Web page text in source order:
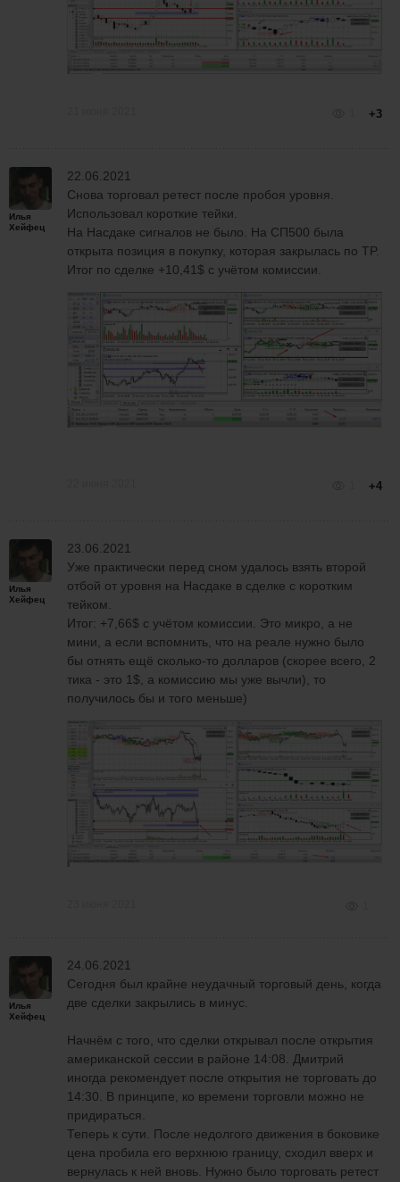
+3
Илья
Хейфец
22.06.2021
Снова торговал ретест после пробоя уровня.
Использовал короткие тейки.
На Насдаке сигналов не было. На СП500 была
открыта позиция в покупку, которая закрылась по TP.
Итог по сделке +10,41$ с учётом комиссии.
+4
Илья
Хейфец
23.06.2021
Уже практически перед сном удалось взять второй
отбой от уровня на Насдаке в сделке с коротким
тейком.
Итог: +7,66$ с учётом комиссии. Это микро, а не
мини, а если вспомнить, что на реале нужно было
бы отнять ещё сколько-то долларов (скорее всего, 2
тика - это 1$, а комиссию мы уже вычли), то
получилось бы и того меньше)
Илья
Хейфец
24.06.2021
Сегодня был крайне неудачный торговый день, когда
две сделки закрылись в минус.
Начнём с того, что сделки открывал после открытия
американской сессии в районе 14:08. Дмитрий
иногда рекомендует после открытия не торговать до
14:30. В принципе, ко времени торговли можно не
придираться.
Теперь к сути. После недолгого движения в боковике
цена пробила его верхнюю границу, сходил вверх и
вернулась к ней вновь. Нужно было торговать ретест